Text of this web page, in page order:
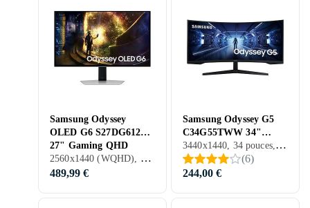
Samsung Odyssey
OLED G6 S27DG612
27" Gaming QHD
240Hz
2560x1440 (WQHD), 27 pouces, OLED, 240 Hz
489,99 €
Samsung Odyssey G5
C34G55TWW 34"
Ultrawide Incurvé
Gaming WQHD
3440x1440, 34 pouces, LCD, 165 Hz
(6)
244,00 €